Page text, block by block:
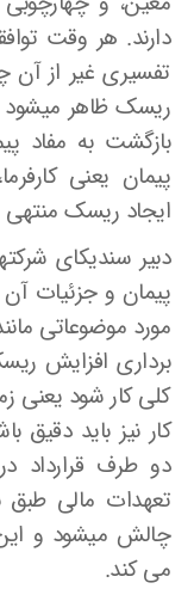
دارند. هر وقت
تفسیری غیر از آن
ریسک ظاهر می­شود
بازگشت به مفاد
پیمان یعنی
ایجاد ریسک
دبیر سندیکای
پیمان و جزئیات
برداری افزایش
کلی کار شود یعنی
کار نیز باید
دو طرف قرارداد
تعهدات مالی طبق
چالش می­شود و
می­ کند.